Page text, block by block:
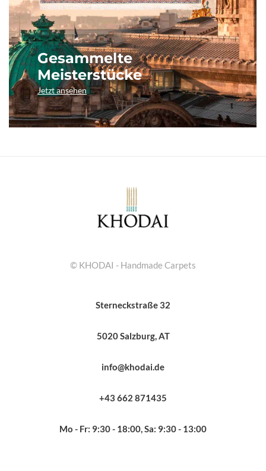
Gesammelte
Meisterstücke
Jetzt ansehen
© KHODAI - Handmade Carpets
Sterneckstraße 32
5020 Salzburg, AT
info@khodai.de
+43 662 871435
Mo - Fr: 9:30 - 18:00, Sa: 9:30 - 13:00